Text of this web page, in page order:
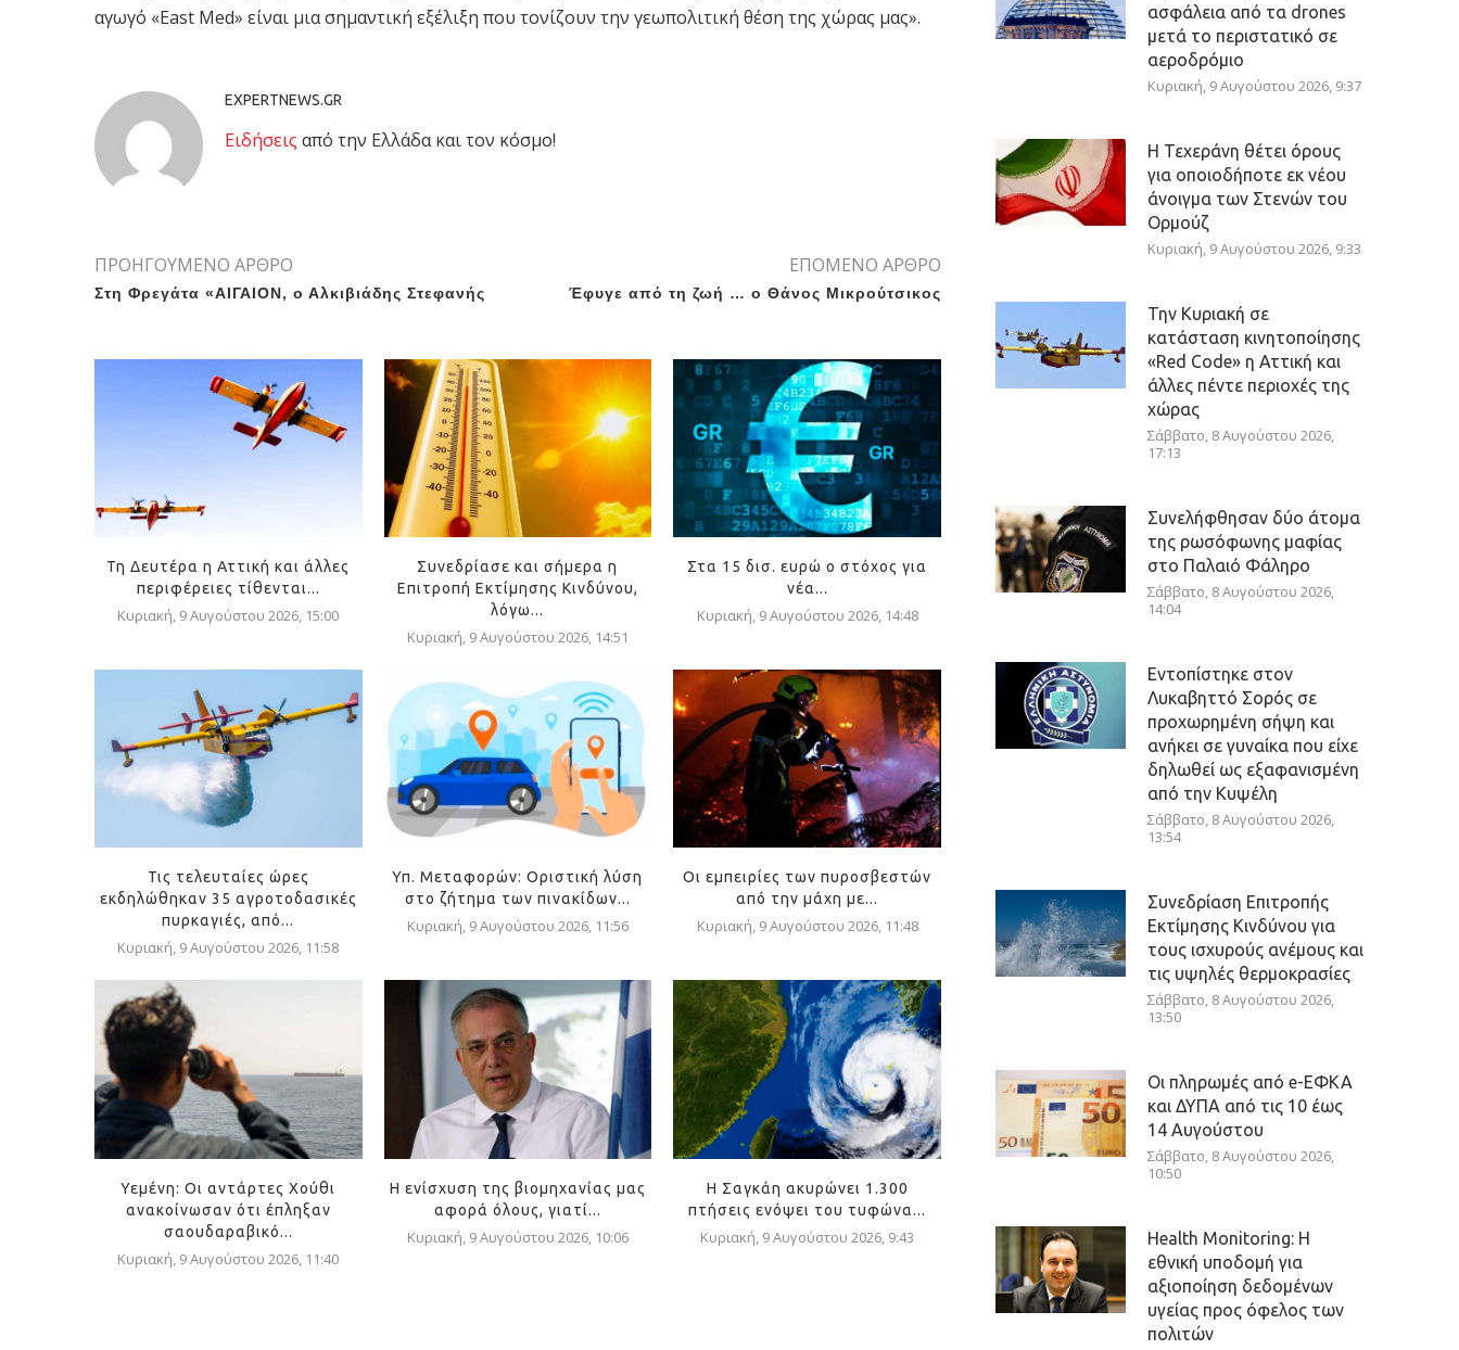
αγωγό «East Med» είναι μια σημαντική εξέλιξη που τονίζουν την γεωπολιτική θέση της χώρας μας».
EXPERTNEWS.GR
Eιδήσεις από την Ελλάδα και τον κόσμο!
ΠΡΟΗΓΟΥΜΕΝΟ ΑΡΘΡΟ
Στη Φρεγάτα «ΑΙΓΑΙΟΝ, ο Αλκιβιάδης Στεφανής
ΕΠΟΜΕΝΟ ΑΡΘΡΟ
Έφυγε από τη ζωή … ο Θάνος Μικρούτσικος
Τη Δευτέρα η Αττική και άλλες
περιφέρειες τίθενται...
Κυριακή, 9 Αυγούστου 2026, 15:00
Συνεδρίασε και σήμερα η
Επιτροπή Εκτίμησης Κινδύνου,
λόγω...
Κυριακή, 9 Αυγούστου 2026, 14:51
Στα 15 δισ. ευρώ ο στόχος για
νέα...
Κυριακή, 9 Αυγούστου 2026, 14:48
Τις τελευταίες ώρες
εκδηλώθηκαν 35 αγροτοδασικές
πυρκαγιές, από...
Κυριακή, 9 Αυγούστου 2026, 11:58
Υπ. Μεταφορών: Οριστική λύση
στο ζήτημα των πινακίδων...
Κυριακή, 9 Αυγούστου 2026, 11:56
Οι εμπειρίες των πυροσβεστών
από την μάχη με...
Κυριακή, 9 Αυγούστου 2026, 11:48
Υεμένη: Οι αντάρτες Χούθι
ανακοίνωσαν ότι έπληξαν
σαουδαραβικό...
Κυριακή, 9 Αυγούστου 2026, 11:40
Η ενίσχυση της βιομηχανίας μας
αφορά όλους, γιατί...
Κυριακή, 9 Αυγούστου 2026, 10:06
Η Σαγκάη ακυρώνει 1.300
πτήσεις ενόψει του τυφώνα...
Κυριακή, 9 Αυγούστου 2026, 9:43
ασφάλεια από τα drones
μετά το περιστατικό σε
αεροδρόμιο
Κυριακή, 9 Αυγούστου 2026, 9:37
Η Τεχεράνη θέτει όρους
για οποιοδήποτε εκ νέου
άνοιγμα των Στενών του
Ορμούζ
Κυριακή, 9 Αυγούστου 2026, 9:33
Την Κυριακή σε
κατάσταση κινητοποίησης
«Red Code» η Αττική και
άλλες πέντε περιοχές της
χώρας
Σάββατο, 8 Αυγούστου 2026,
17:13
Συνελήφθησαν δύο άτομα
της ρωσόφωνης μαφίας
στο Παλαιό Φάληρο
Σάββατο, 8 Αυγούστου 2026,
14:04
Εντοπίστηκε στον
Λυκαβηττό Σορός σε
προχωρημένη σήψη και
ανήκει σε γυναίκα που είχε
δηλωθεί ως εξαφανισμένη
από την Κυψέλη
Σάββατο, 8 Αυγούστου 2026,
13:54
Συνεδρίαση Επιτροπής
Εκτίμησης Κινδύνου για
τους ισχυρούς ανέμους και
τις υψηλές θερμοκρασίες
Σάββατο, 8 Αυγούστου 2026,
13:50
Οι πληρωμές από e-ΕΦΚΑ
και ΔΥΠΑ από τις 10 έως
14 Αυγούστου
Σάββατο, 8 Αυγούστου 2026,
10:50
Health Monitoring: Η
εθνική υποδομή για
αξιοποίηση δεδομένων
υγείας προς όφελος των
πολιτών